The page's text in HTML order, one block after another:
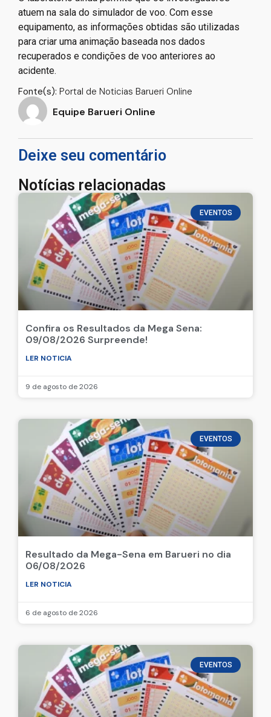
atuem na sala do simulador de voo. Com esse
equipamento, as informações obtidas são utilizadas
para criar uma animação baseada nos dados
recuperados e condições de voo anteriores ao
acidente.
Fonte(s): Portal de Noticias Barueri Online
Equipe Barueri Online
Deixe seu comentário
Notícias relacionadas
EVENTOS
Confira os Resultados da Mega Sena:
09/08/2026 Surpreende!
LER NOTICIA
9 de agosto de 2026
EVENTOS
Resultado da Mega-Sena em Barueri no dia
06/08/2026
LER NOTICIA
6 de agosto de 2026
EVENTOS